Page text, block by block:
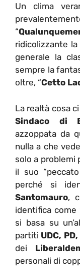
Un clima
“
ridicolizzante la
generale la
sempre la
oltre, “Cetto
La realtà cosa
Sindaco di
azzoppata da
nulla a che
solo a problemi
il suo
perché si
Santomauro,
identifica come
si basa su
partiti UDC,
dei
personali di